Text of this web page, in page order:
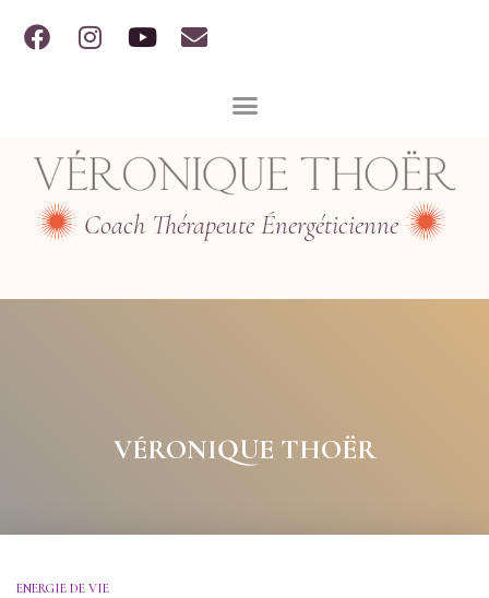
Coach Thérapeute Énergéticienne
VÉRONIQUE THOËR
ENERGIE DE VIE